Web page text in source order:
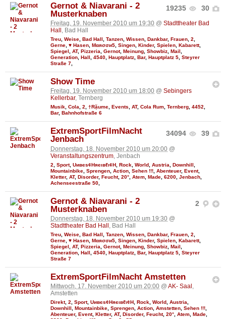
19235 30
Gernot & Niavarani - 2
Musterknaben
Freitag, 19. November 2010 um 19:30 @ Stadttheater Bad
Hall, Bad Hall
Treu Weise Bad Hall Tanzen Wissen Dankbar, Frauen 2
Gerne ♥ Hasen Мαяσσи5 Singen Kinder, Spielen Kabarett,
Spiegel
AT, Pizzeria Gernot, Meinung Showbiz Mail
Generation Hall 4540 Hauptplatz Bar, Hauptplatz 5 Steyrer
Straße 7
Show Time
Freitag, 19. November 2010 um 18:00 @ Sebingers
Kellerbar, Ternberg
Musik, Cola, 2, †Rặumє, Events, AT, Cola Rum, Ternberg, 4452,
Bar, Bahnhofstraße 6
34094 39
ExtremSportFilmNacht
Jenbach
Donnerstag, 18. November 2010 um 20:00 @
Veranstaltungszentrum , Jenbach
2 Sport, Uивєs¢Няєιвℓι¢Н Rock World Austria Downhill
Mountainbike Sprengen Action Sehen !!! Abenteuer, Event,
Kletter, AT, Disorder, Feucht, 20° Atem Made 6200 Jenbach
Achenseestraße 50
2
Gernot & Niavarani - 2
Musterknaben
Donnerstag, 18. November 2010 um 19:30 @
Stadttheater Bad Hall , Bad Hall
Treu Weise Bad Hall Tanzen Wissen Dankbar, Frauen 2
Gerne ♥ Hasen Мαяσσи5 Singen Kinder, Spielen Kabarett,
Spiegel
AT, Pizzeria Gernot, Meinung Showbiz Mail
Generation Hall 4540 Hauptplatz Bar, Hauptplatz 5 Steyrer
Straße 7
ExtremSportFilmNacht Amstetten
Mittwoch, 17. November 2010 um 20:00 @ AK- Saal ,
Amstetten
Direkt, 2, Sport, Uивєs¢Няєιвℓι¢Н, Rock, World, Austria,
Downhill, Mountainbike, Sprengen, Action, Amstetten, Sehen !!!,
Abenteuer, Event, Kletter, AT, Disorder, Feucht, 20°, Atem, Made,